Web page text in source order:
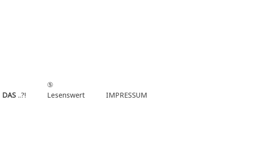
DAS..?!
⑤
Lesenswert
IMPRESSUM